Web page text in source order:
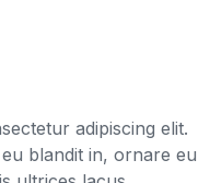
adipiscing elit.
blandit in, ornare eu